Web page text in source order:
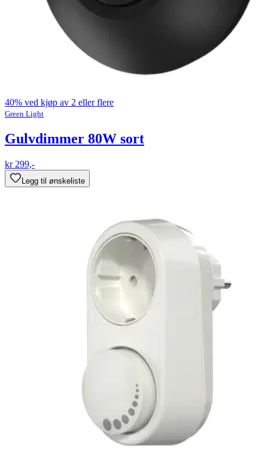
40% ved kjøp av 2 eller flere
Green Light
Gulvdimmer 80W sort
kr 299,-
Legg til ønskeliste